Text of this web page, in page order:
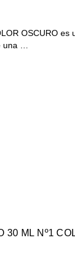
OSCURO
una …
CC CREAM TUBO 30 ML